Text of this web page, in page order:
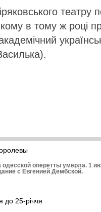
театру
в тому ж році
одесской оперетты умерла. 1
с Евгенией Дембской.
до 25-річчя